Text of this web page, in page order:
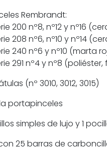
Rembrandt:
200 nº8, nº12 y nº16
208 nº6, nº10 y nº14
240 nº6 y nº10 (marta
291 nº4 y nº8
(nº 3010, 3012, 3015)
portapinceles
simples de lujo y 1
25 barras de